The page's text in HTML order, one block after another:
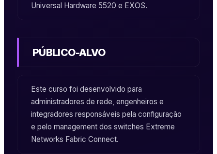
Universal Hardware 5520 e EXOS.
PÚBLICO-ALVO
Este curso foi desenvolvido para
administradores de rede, engenheiros e
integradores responsáveis pela configuração
e pelo managementdos switches Extreme
Networks Fabric Connect.